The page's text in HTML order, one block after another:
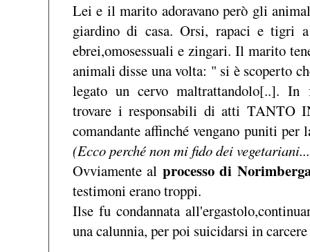
Lei e il marito adoravano però gli
giardino di casa. Orsi, rapaci e tigri
ebrei,omosessuali e zingari. Il marito
animali disse una volta: " si è scoperto
legato un cervo maltrattandolo[..]. In
trovare i responsabili di atti TANTO
comandante affinché vengano puniti
(Ecco perché non mi fido dei
Ovviamente al processo di
testimoni erano troppi.
Ilse fu condannata
una calunnia, per poi suicidarsi in